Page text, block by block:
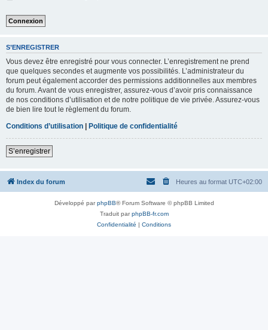
S’ENREGISTRER
Vous devez être enregistré pour vous connecter. L’enregistrement ne prend
que quelques secondes et augmente vos possibilités. L’administrateur du
forum peut également accorder des permissions additionnelles aux membres
du forum. Avant de vous enregistrer, assurez-vous d’avoir pris connaissance
de nos conditions d’utilisation et de notre politique de vie privée. Assurez-vous
de bien lire tout le règlement du forum.
Conditions d’utilisation | Politique de confidentialité
S’enregistrer
Index du forum Heures au format UTC+02:00
Développé parphpBB® Forum Software © phpBB Limited
Traduit parphpBB-fr.com
Confidentialité | Conditions